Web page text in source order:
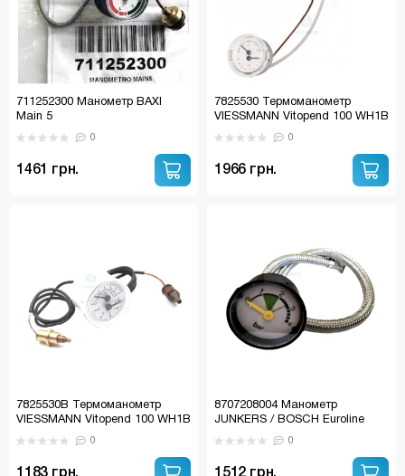
711252300 Манометр BAXI
Main 5
0
1461 грн.
7825530 Термоманометр
VIESSMANN Vitopend 100 WH1B
0
1966 грн.
7825530В Термоманометр
VIESSMANN Vitopend 100 WH1B
0
1183 грн.
8707208004 Манометр
JUNKERS / BOSCH Euroline
ZW/ZS 23 AE/KE
0
1512 грн.